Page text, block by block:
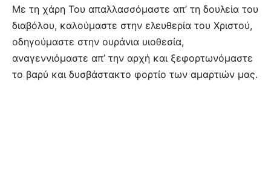
Με τη χάρη Του απαλλασσόμαστε απ’ τη δουλεία του
διαβόλου, καλούμαστε στην ελευθερία του Χριστού,
οδηγούμαστε στην ουράνια υιοθεσία,
αναγεννιόμαστε απ’ την αρχή και ξεφορτωνόμαστε
το βαρύ και δυσβάστακτο φορτίο των αμαρτιών μας.